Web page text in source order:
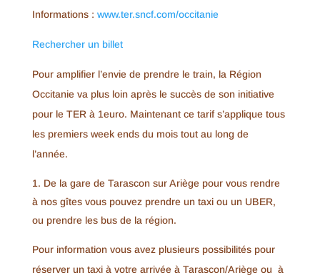
Informations : www.ter.sncf.com/occitanie
Rechercher un billet
Pour amplifier l’envie de prendre le train, la Région
Occitanie va plus loin après le succès de son initiative
pour le TER à 1euro. Maintenant ce tarif s’applique tous
les premiers week ends du mois tout au long de
l’année.
De la gare de Tarascon sur Ariège pour vous rendre
à nos gîtes vous pouvez prendre un taxi ou un UBER,
ou prendre les bus de la région.
Pour information vous avez plusieurs possibilités pour
réserver un taxi à votre arrivée à Tarascon/Ariège ou à